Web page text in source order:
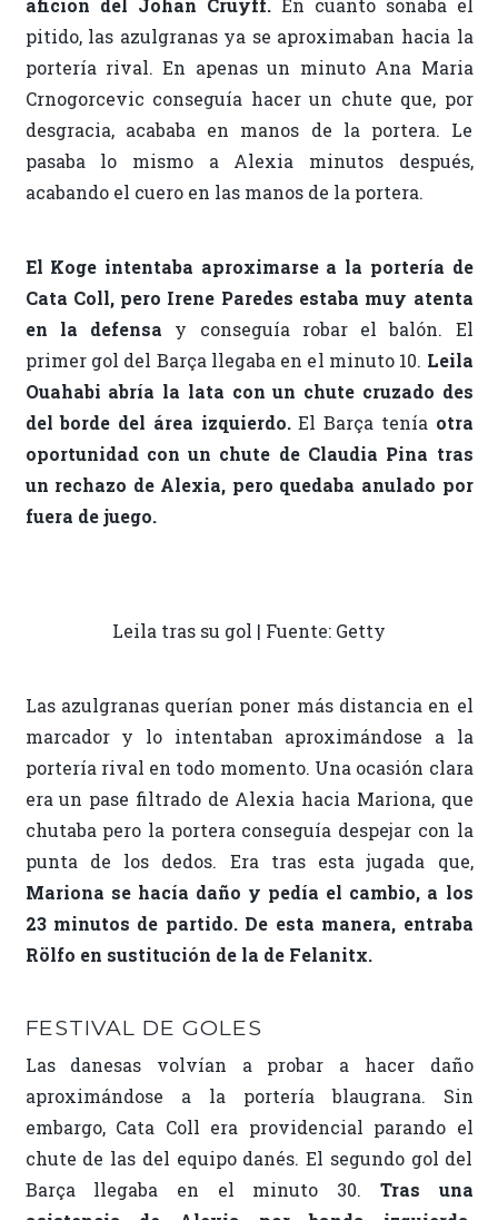
afición del Johan Cruyff.En cuanto sonaba el
pitido, las azulgranas ya se aproximaban hacia la
portería rival. En apenas un minuto Ana Maria
Crnogorcevic conseguía hacer un chute que, por
desgracia, acababa en manos de la portera. Le
pasaba lo mismo a Alexia minutos después,
acabando el cuero en las manos de la portera.
El Koge intentaba aproximarse a la portería de
Cata Coll, pero Irene Paredes estaba muy atenta
en la defensa y conseguía robar el balón. El
primer gol del Barça llegaba en el minuto 10. Leila
Ouahabi abría la lata con un chute cruzado des
del borde del área izquierdo.El Barça tenía otra
oportunidad con un chute de Claudia Pina tras
un rechazo de Alexia, pero quedaba anulado por
fuera de juego.
Leila tras su gol | Fuente: Getty
Las azulgranas querían poner más distancia en el
marcador y lo intentaban aproximándose a la
portería rival en todo momento. Una ocasión clara
era un pase filtrado de Alexia hacia Mariona, que
chutaba pero la portera conseguía despejar con la
punta de los dedos. Era tras esta jugada que,
Mariona se hacía daño y pedía el cambio, a los
23 minutos de partido. De esta manera, entraba
Rölfo en sustitución de la de Felanitx.
FESTIVAL DE GOLES
Las danesas volvían a probar a hacer daño
aproximándose a la portería blaugrana. Sin
embargo, Cata Coll era providencial parando el
chute de las del equipo danés. El segundo gol del
Barça llegaba en el minuto 30. Tras una